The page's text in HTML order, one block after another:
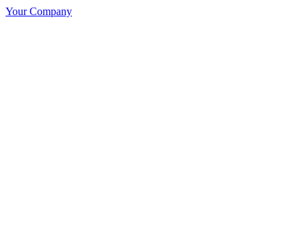
Your Company